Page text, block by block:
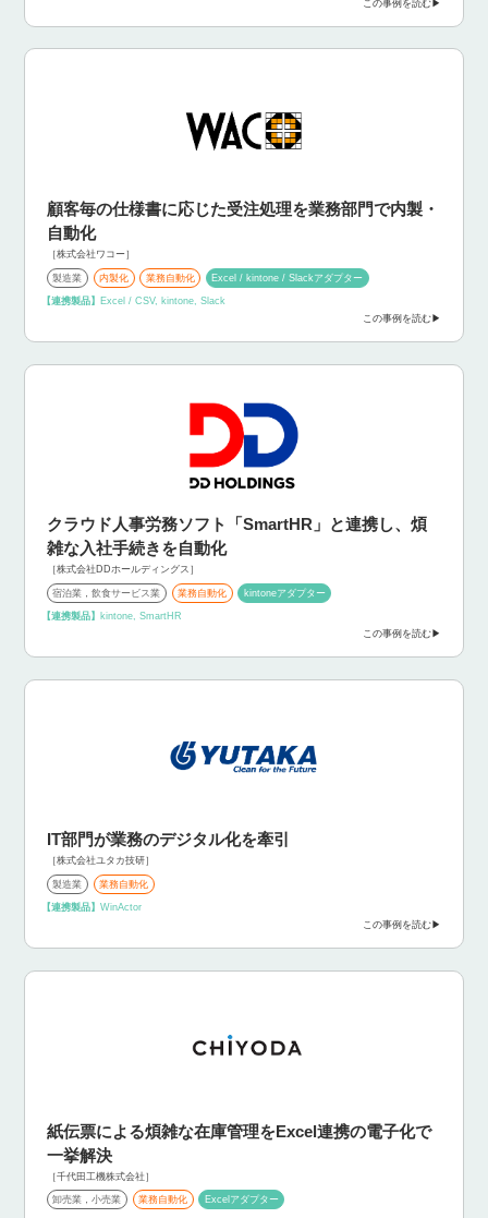
この事例を読む
顧客毎の仕様書に応じた受注処理を業務部門で内製・
自動化
［株式会社ワコー］
製造業 内製化 業務自動化 Excel / kintone / Slackアダプター
【連携製品】 Excel / CSV, kintone, Slack
この事例を読む
クラウド人事労務ソフト「SmartHR」と連携し、煩
雑な入社手続きを自動化
［株式会社DDホールディングス］
宿泊業，飲食サービス業 業務自動化 kintoneアダプター
【連携製品】 kintone, SmartHR
この事例を読む
IT部門が業務のデジタル化を牽引
［株式会社ユタカ技研］
製造業 業務自動化
【連携製品】WinActor
この事例を読む
紙伝票による煩雑な在庫管理をExcel連携の電子化で
一挙解決
［千代田工機株式会社］
卸売業，小売業 業務自動化 Excelアダプター